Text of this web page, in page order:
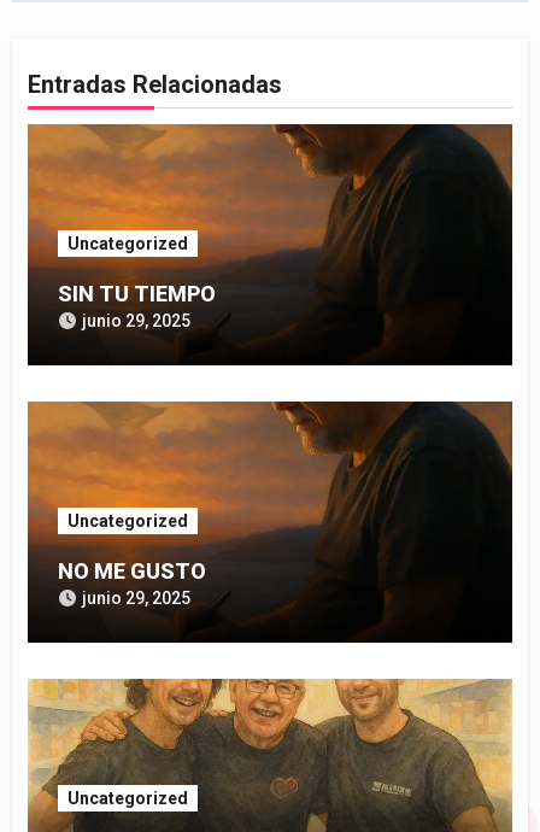
Entradas Relacionadas
Uncategorized
SIN TU TIEMPO
junio 29, 2025
Uncategorized
NO ME GUSTO
junio 29, 2025
Uncategorized